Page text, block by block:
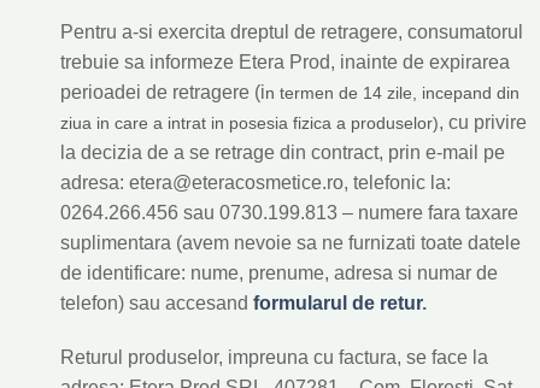
Pentru a-si exercita dreptul de retragere, consumatorul
trebuie sa informeze Etera Prod, inainte de expirarea
perioadei de retragere (in termen de 14 zile, incepand din
ziua in care a intrat in posesia fizica a produselor), cu privire
la decizia de a se retrage din contract, prin e-mail pe
adresa: etera@eteracosmetice.ro, telefonic la:
0264.266.456 sau 0730.199.813 – numere fara taxare
suplimentara (avem nevoie sa ne furnizati toate datele
de identificare: nume, prenume, adresa si numar de
telefon) sau accesand formularul de retur.
Returul produselor, impreuna cu factura, se face la